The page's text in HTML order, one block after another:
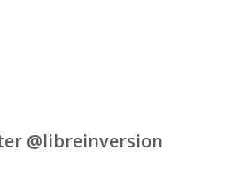
@libreinversion